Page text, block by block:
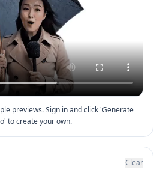
previews. Sign in and click 'Generate
to create your own.
Clear